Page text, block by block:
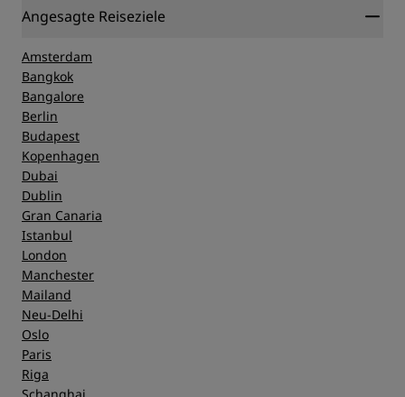
Angesagte Reiseziele
Amsterdam
Bangkok
Bangalore
Berlin
Budapest
Kopenhagen
Dubai
Dublin
Gran Canaria
Istanbul
London
Manchester
Mailand
Neu-Delhi
Oslo
Paris
Riga